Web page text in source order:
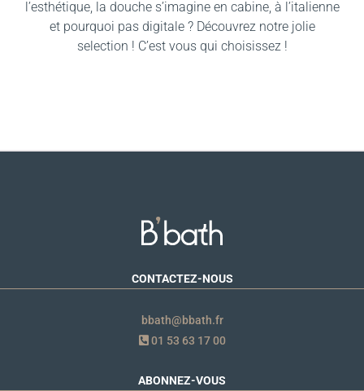
l’esthétique, la douche s’imagine en cabine, à l’italienne
et pourquoi pas digitale ? Découvrez notre jolie
selection ! C’est vous qui choisissez !
CONTACTEZ-NOUS
bbath@bbath.fr
01 53 63 17 00
ABONNEZ-VOUS